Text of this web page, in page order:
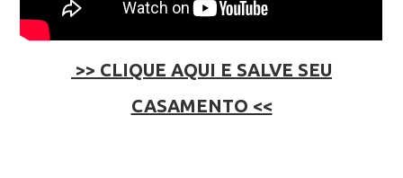
>> CLIQUE AQUI E SALVE SEU
CASAMENTO <<